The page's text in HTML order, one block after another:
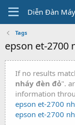
Diễn Đàn
Tags
epson et-2700
If no results
nháy đèn đỏ".
information
epson et-2700
epson et-2700